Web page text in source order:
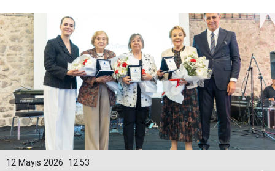
12:53
12 Mayıs 2026